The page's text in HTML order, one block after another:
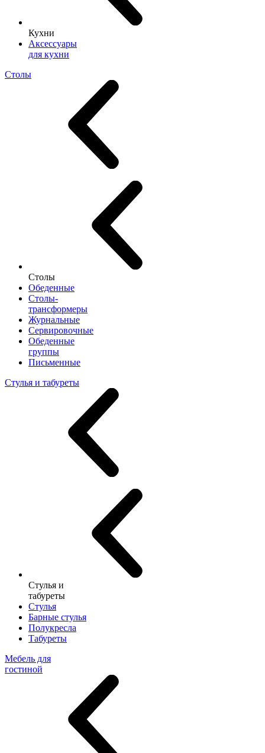
Кухни
Аксессуары
для кухни
Столы
Столы
Обеденные
Столы-
трансформеры
Журнальные
Сервировочные
Обеденные
группы
Письменные
Стулья и табуреты
Стулья и
табуреты
Стулья
Барные стулья
Полукресла
Табуреты
Мебель для
гостиной